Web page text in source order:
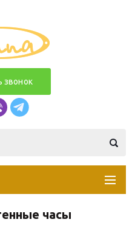
звонок
часы